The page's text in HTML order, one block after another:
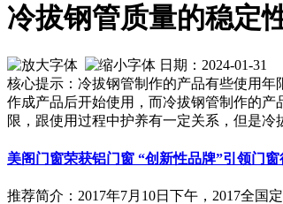
冷拔钢管质量的稳定
日期：2024-01-31
核心提示：冷拔钢管制作的产品有些使用
作成产品后开始使用，而冷拔钢管制作的
限，跟使用过程中护养有一定关系，但是
美阁门窗荣获铝门窗 “创新性品牌”引领门
推荐简介：2017年7月10日下午，2017全国